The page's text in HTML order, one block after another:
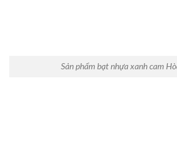
Sản phẩm bạt nhựa xanh cam